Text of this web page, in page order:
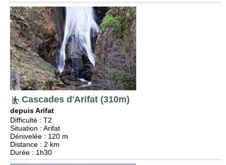
Cascades d'Arifat (310m)
depuis Arifat
Difficulté : T2
Situation : Arifat
Dénivelée : 120 m
Distance : 2 km
Durée : 1h30